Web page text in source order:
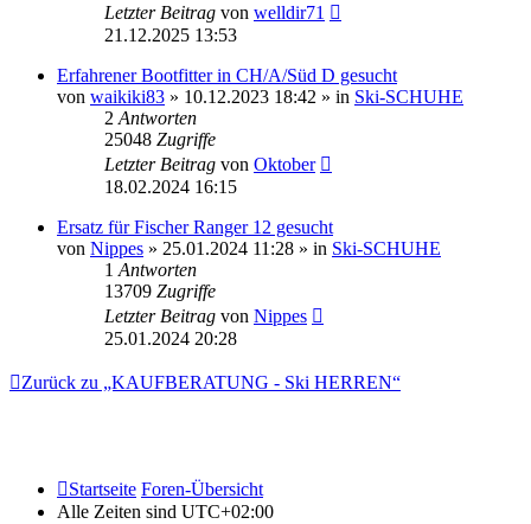
Letzter Beitrag von welldir71
21.12.2025 13:53
Erfahrener Bootfitter in CH/A/Süd D gesucht
von waikiki83 » 10.12.2023 18:42 » in Ski-SCHUHE
2 Antworten
25048 Zugriffe
Letzter Beitrag von Oktober
18.02.2024 16:15
Ersatz für Fischer Ranger 12 gesucht
von Nippes » 25.01.2024 11:28 » in Ski-SCHUHE
1 Antworten
13709 Zugriffe
Letzter Beitrag von Nippes
25.01.2024 20:28
Zurück zu „KAUFBERATUNG - Ski HERREN“
Startseite Foren-Übersicht
Alle Zeiten sind UTC+02:00